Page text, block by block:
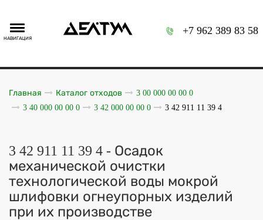
НАВИГАЦИЯ
+7 962 389 83 58
Главная Каталог отходов
3 00 000 00 00 0
3 40 000 00 00 0
3 42 000 00 00 0 3 42 911 11 39 4
3 42 911 11 39 4 - Осадок
механической очистки
технологической воды мокрой
шлифовки огнеупорных изделий
при их производстве